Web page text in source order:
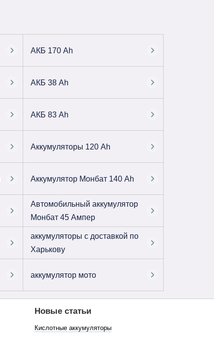
АКБ 170 Ah
АКБ 38 Ah
АКБ 83 Ah
Аккумуляторы 120 Ah
Аккумулятор Монбат 140 Ah
Автомобильный аккумулятор
Монбат 45 Ампер
аккумуляторы с доставкой по
Харькову
аккумулятор мото
Новые статьи
Кислотные аккумуляторы